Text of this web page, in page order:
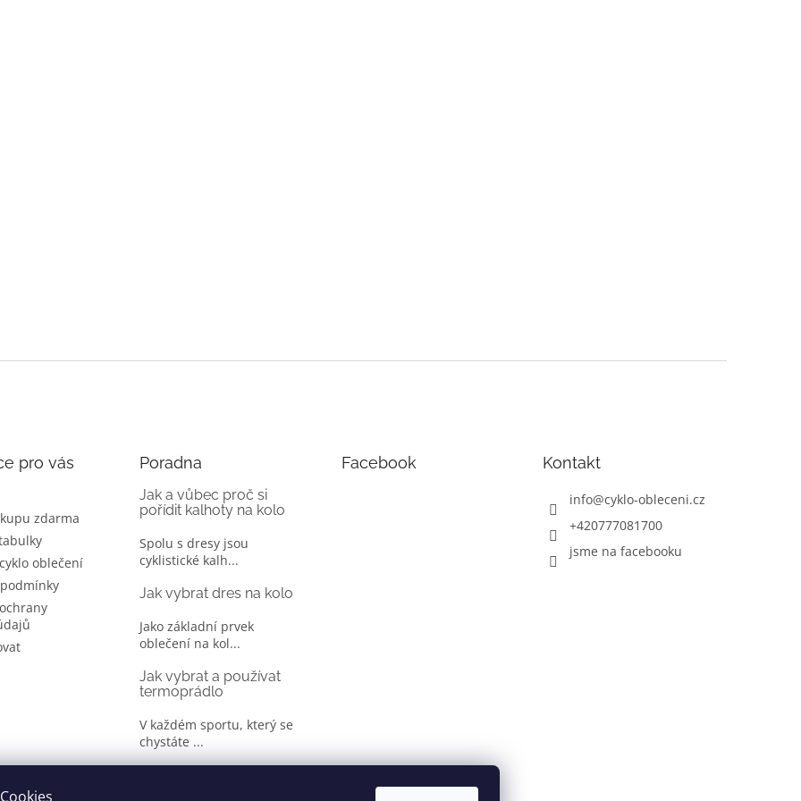
pro vás
zdarma
oblečení
Poradna
Jak a vůbec proč si
pořídit kalhoty na kolo
Spolu s dresy jsou
cyklistické kalh...
Jak vybrat dres na kolo
Jako základní prvek
oblečení na kol...
Jak vybrat a používat
termoprádlo
V každém sportu, který se
chystáte ...
Facebook Kontakt
info@cyklo-obleceni.cz
+420777081700
jsme na facebooku